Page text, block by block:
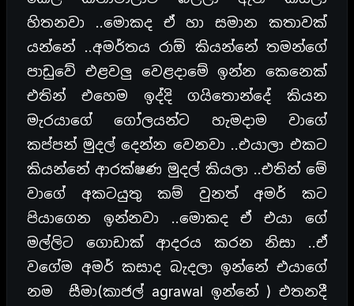
හිතනවා ..මොකද ඒ හා සමාන කතාවක්
යන්නේ ..අමර්තය රාඕ කියන්නේ තමන්ගේ
පාඩුවේ එළවලු වෙළදාමේ ඉන්න කෙනෙක්
එතින් එහෙම ඉද්දි ගයිතොන්දේ කියන
මැරයාගේ ගෝලයන්ට හැමදාම වාගේ
කප්පන් මුදල් දෙන්න වෙනවා ..එයාලා එකට
කියන්නේ ආරක්ෂණ මුදල් කියලා ..එතින් මේ
වාගේ අකටයුතු කම් වුනත් අමර් කට
පියාගෙන ඉන්නවා ..මොකද ඒ එයා ගේ
මල්ලිට ගොඩාක් ආදරය කරන නිසා ..ඒ
වගේම අමර් කසාද බැදලා ඉන්නේ එයාගේ
නම සීමා(කාජල් agrawal ඉන්නේ ) එතනදී